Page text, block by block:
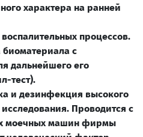
характера на ранней
процессов.
биоматериала с
дальнейшего его
тест).
и дезинфекция высокого
Проводится с
моечных машин фирмы